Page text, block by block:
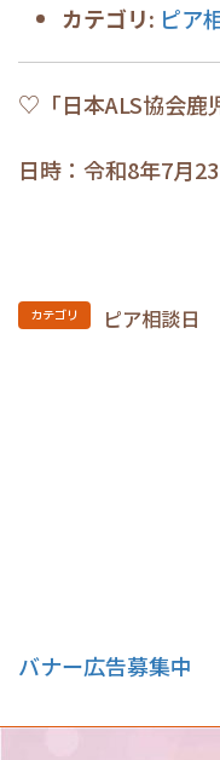
カテゴリ: ピア
♡「日本ALS協会鹿
日時：令和8年7月
カテゴリ ピア相談日
バナー広告募集中